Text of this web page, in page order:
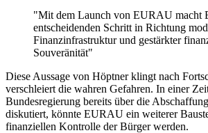
"Mit dem Launch von EURAU macht
entscheidenden Schritt in Richtung
Finanzinfrastruktur und gestärkter
Souveränität"
Diese Aussage von Höptner klingt nach
verschleiert die wahren Gefahren. In einer
Bundesregierung bereits über die
diskutiert, könnte EURAU ein weiterer
finanziellen Kontrolle der Bürger werden.